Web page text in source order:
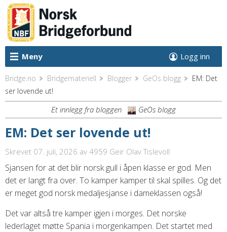
Meny Logg inn
Bridge.no Bridgemateriell Blogger GeOs blogg
EM: Det
ser lovende ut!
Et innlegg fra bloggen GeOs blogg
EM: Det ser lovende ut!
Skrevet 07. juli, 2026 av 4959 Geir Olav Tislevoll
Sjansen for at det blir norsk gull i åpen klasse er god. Men
det er langt fra over. To kamper kamper til skal spilles. Og det
er meget god norsk medaljesjanse i dameklassen også!
Det var altså tre kamper igjen i morges. Det norske
lederlaget møtte Spania i morgenkampen. Det startet med